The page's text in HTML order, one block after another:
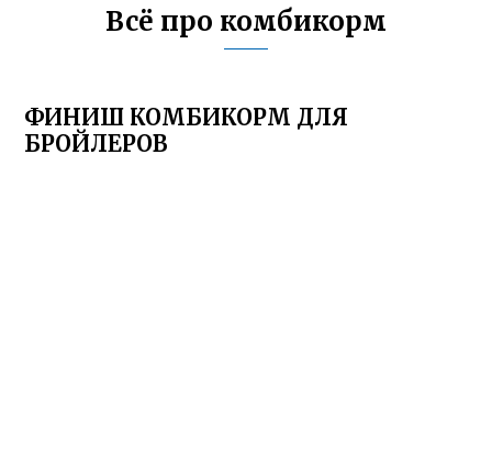
Всё про комбикорм
ФИНИШ КОМБИКОРМ ДЛЯ
БРОЙЛЕРОВ